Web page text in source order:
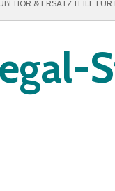
& ERSATZTEILE FÜR